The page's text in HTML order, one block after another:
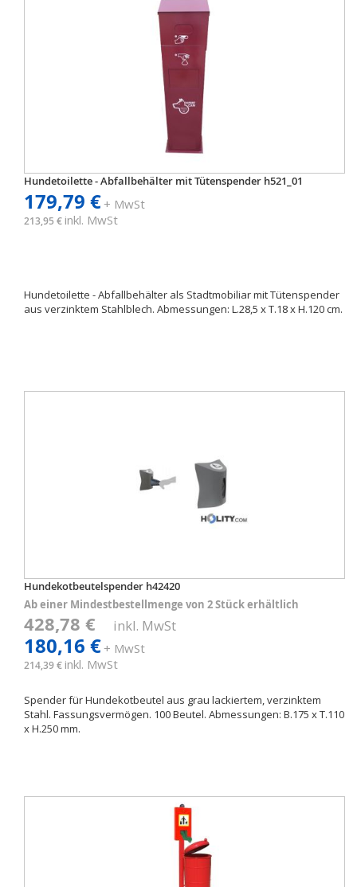
Hundetoilette - Abfallbehälter mit Tütenspender h521_01
179,79 €+ MwSt
213,95 € inkl. MwSt
Hundetoilette - Abfallbehälter als Stadtmobiliar mit Tütenspender
aus verzinktem Stahlblech. Abmessungen: L.28,5 x T.18 x H.120 cm.
Hundekotbeutelspender h42420
Ab einer Mindestbestellmenge von 2 Stück erhältlich
428,78 € inkl. MwSt
180,16 €+ MwSt
214,39 € inkl. MwSt
Spender für Hundekotbeutel aus grau lackiertem, verzinktem
Stahl. Fassungsvermögen. 100 Beutel. Abmessungen: B.175 x T.110
x H.250 mm.